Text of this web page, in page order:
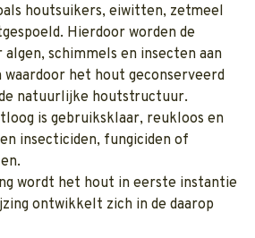
houtsuikers, eiwitten, zetmeel
Hierdoor worden de
schimmels en insecten aan
het hout geconserveerd
natuurlijke houtstructuur.
is gebruiksklaar, reukloos en
insecticiden, fungiciden of
wordt het hout in eerste instantie
ontwikkelt zich in de daarop